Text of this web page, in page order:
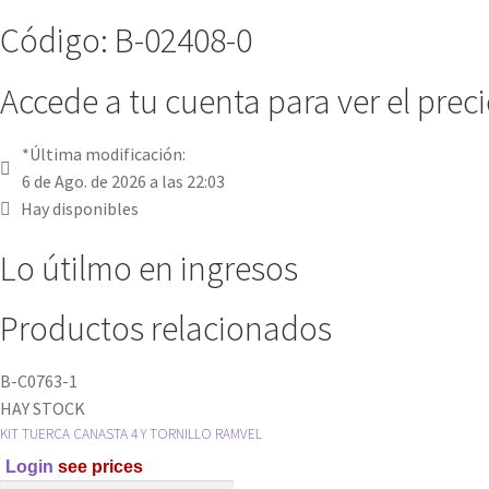
Código: B-02408-0
Accede a tu cuenta para ver el
*Última modificación:
6 de Ago. de 2026 a las 22:03
Hay disponibles
Lo útilmo en ingresos
Productos relacionados
B-C0763-1
HAY STOCK
KIT TUERCA CANASTA 4 Y TORNILLO RAMVEL
Login see prices